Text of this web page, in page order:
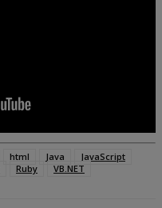
html Java
JavaScript
Ruby VB.NET